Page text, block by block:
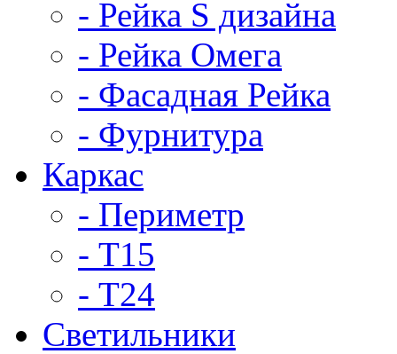
- Рейка S дизайна
- Рейка Омега
- Фасадная Рейка
- Фурнитура
Каркас
- Периметр
- Т15
- Т24
Светильники